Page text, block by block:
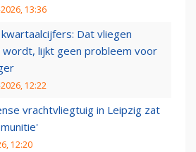
13:36
Dat vliegen
wordt, lijkt geen probleem voor
12:22
vrachtvliegtuig in Leipzig zat
12:20